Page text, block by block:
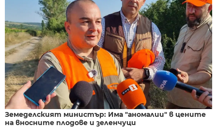
Земеделският министър: Има "аномалии" в цените
на вносните плодове и зеленчуци